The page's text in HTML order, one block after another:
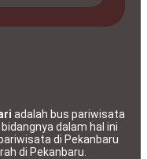
adalah bus pariwisata
dalam hal ini
di Pekanbaru
di Pekanbaru.